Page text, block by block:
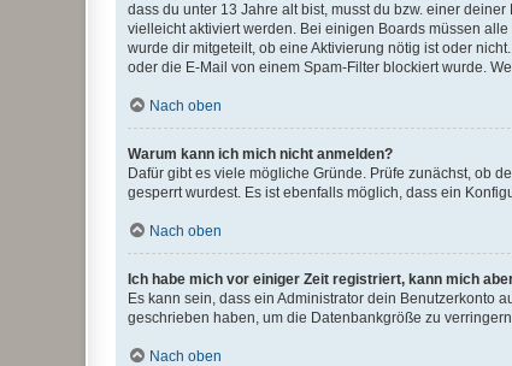
dass du unter 13 Jahre alt bist, musst du bzw. einer
vielleicht aktiviert werden. Bei einigen Boards müssen
wurde dir mitgeteilt, ob eine Aktivierung nötig ist oder
oder die E-Mail von einem Spam-Filter blockiert wurde.
Nach oben
Warum kann ich mich nicht anmelden?
Dafür gibt es viele mögliche Gründe. Prüfe zunächst, ob
gesperrt wurdest. Es ist ebenfalls möglich, dass ein
Nach oben
Ich habe mich vor einiger Zeit registriert, kann mich
Es kann sein, dass ein Administrator dein Benutzerkonto
geschrieben haben, um die Datenbankgröße zu
Nach oben